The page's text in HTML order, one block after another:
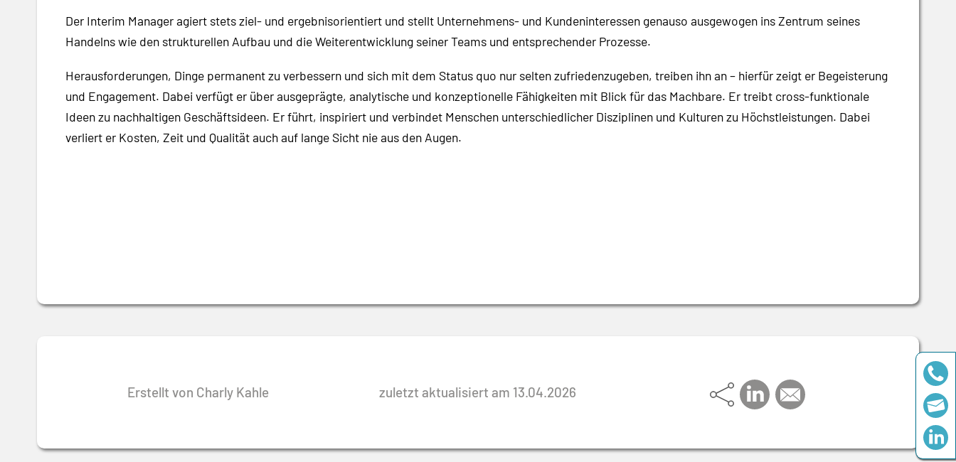
Der Interim Manager agiert stets ziel- und ergebnisorientiert und stellt Unternehmens- und Kundeninteressen genauso ausgewogen ins Zentrum seines
Handelns wie den strukturellen Aufbau und die Weiterentwicklung seiner Teams und entsprechender Prozesse.
Herausforderungen, Dinge permanent zu verbessern und sich mit dem Status quo nur selten zufriedenzugeben, treiben ihn an– hierfür zeigt er Begeisterung
und Engagement. Dabei verfügt er über ausgeprägte, analytische und konzeptionelle Fähigkeiten mit Blick für das Machbare. Er treibt cross-funktionale
Ideen zu nachhaltigen Geschäftsideen. Er führt, inspiriert und verbindet Menschen unterschiedlicher Disziplinen und Kulturen zu Höchstleistungen. Dabei
verliert er Kosten, Zeit und Qualität auch auf lange Sicht nie aus den Augen.
Erstellt von Charly Kahle zuletzt aktualisiert am 13.04.2026